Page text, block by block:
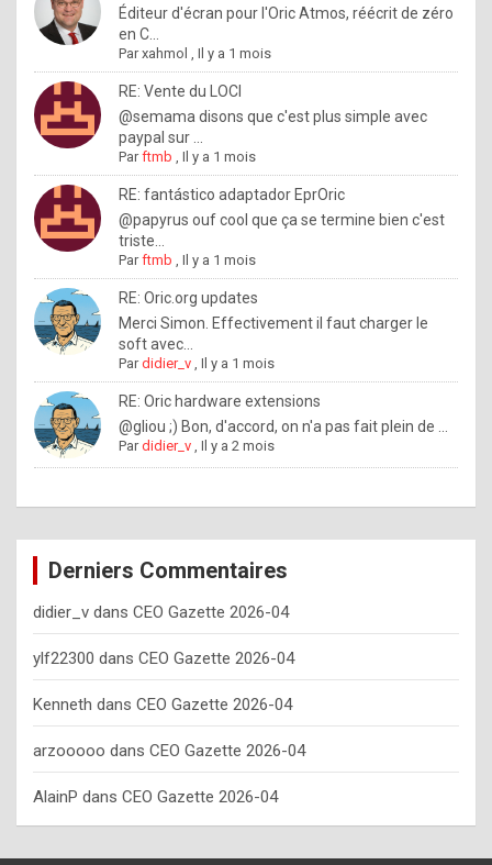
u
w
a
n
t
o
n
o
w
h
o
w
o
e
y
o
u
s
h
o
Éditeur d'écran pour l'Oric Atmos, réécrit de zéro
en C...
Parxahmol ,Il y a 1 mois
RE: Vente du LOCI
@semama disons que c'est plus simple avec
paypal sur ...
Parftmb ,Il y a 1 mois
RE: fantástico adaptador EprOric
@papyrus ouf cool que ça se termine bien c'est
triste...
Parftmb ,Il y a 1 mois
RE: Oric.org updates
Merci Simon. Effectivement il faut charger le
soft avec...
Pardidier_v ,Il y a 1 mois
RE: Oric hardware extensions
@gliou ;) Bon, d'accord, on n'a pas fait plein de ...
Pardidier_v ,Il y a 2 mois
Derniers Commentaires
didier_v dans CEO Gazette 2026-04
ylf22300 dans CEO Gazette 2026-04
Kenneth dans CEO Gazette 2026-04
arzooooo dans CEO Gazette 2026-04
AlainP dans CEO Gazette 2026-04